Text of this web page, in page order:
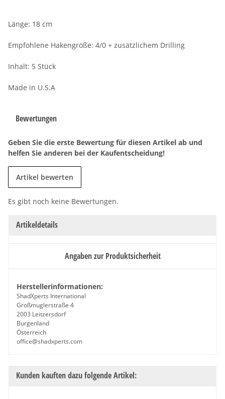
Länge: 18 cm
Empfohlene Hakengröße: 4/0 + zusätzlichem Drilling
Inhalt: 5 Stück
Made in U.S.A
Bewertungen
Geben Sie die erste Bewertung für diesen Artikel ab und
helfen Sie anderen bei der Kaufentscheidung!
Artikel bewerten
Es gibt noch keine Bewertungen.
Artikeldetails
Angaben zur Produktsicherheit
Herstellerinformationen:
ShadXperts International
Großmuglerstraße 4
2003 Leitzersdorf
Burgenland
Österreich
office@shadxperts.com
Kunden kauften dazu folgende Artikel: